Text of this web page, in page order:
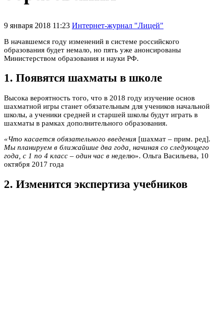
9 января 2018 11:23 Интернет-журнал "Лицей"
В начавшемся году изменений в системе российского
образования будет немало, но пять уже анонсированы
Министерством образования и науки РФ.
1. Появятся шахматы в школе
Высока вероятность того, что в 2018 году изучение основ
шахматной игры станет обязательным для учеников начальной
школы, а ученики средней и старшей школы будут играть в
шахматы в рамках дополнительного образования.
«Что касается обязательного введения [шахмат – прим. ред].
Мы планируем в ближайшие два года, начиная со следующего
года, с 1 по 4 класс – один час в неделю». Ольга Васильева, 10
октября 2017 года
2. Изменится экспертиза учебников